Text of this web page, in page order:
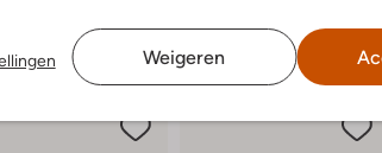
Weigeren